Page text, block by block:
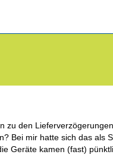
zu den
Bei mir hatte sich das als
Geräte kamen (fast)